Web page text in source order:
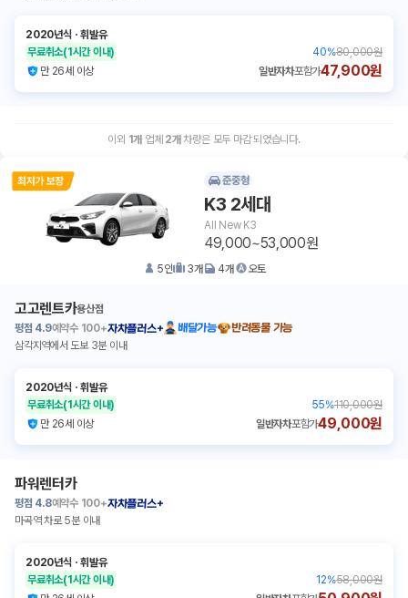
2020년식 ㆍ휘발유
무료취소(1시간 이내) 40%80,000원
만 26세 이상
일반자차포함가47,900원
이외 1개 업체 2개 차량은 모두 마감 되었습니다.
준중형
K3 2세대
All New K3
49,000~53,000원
5인 3개 4개 오토
고고렌트카용산점
평점 4.9예약수 100+자차플러스+ 배달가능
반려동물 가능
삼각지역에서 도보 3분 이내
2020년식 ㆍ휘발유
무료취소(1시간 이내) 55%110,000원
만 26세 이상
일반자차포함가49,000원
파워렌터카
평점 4.8예약수 100+자차플러스+
마곡역 차로 5분 이내
2020년식 ㆍ휘발유
무료취소(1시간 이내) 12%58,000원